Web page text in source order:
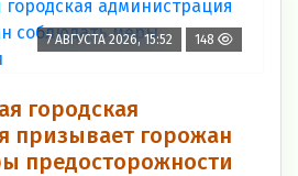
7 АВГУСТА 2026, 15:52 148
городская
призывает горожан
предосторожности